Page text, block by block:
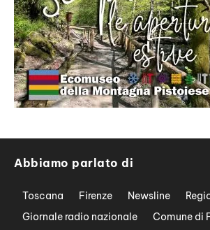
Abbiamo parlato di
Toscana Firenze Newsline
Giornale radio nazionale
Comune di